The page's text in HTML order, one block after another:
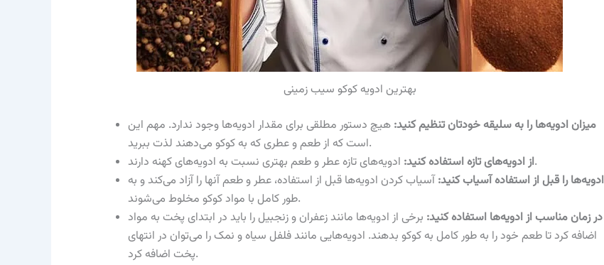
بهترین ادویه کوکو سیب زمینی
میزان ادویه‌ها را به سلیقه خودتان تنظیم کنید: هیچ دستور مطلقی برای مقدار ادویه‌ها وجود ندارد. مهم این
است که از طعم و عطری که به کوکو می‌دهند لذت ببرید.
از ادویه‌های تازه استفاده کنید:ادویه‌های تازه عطر و طعم بهتری نسبت به ادویه‌های کهنه دارند.
ادویه‌ها را قبل از استفاده آسیاب کنید:آسیاب کردن ادویه‌ها قبل از استفاده، عطر و طعم آنها را آزاد می‌کند و به
طور کامل با مواد کوکو مخلوط می‌شوند.
در زمان مناسب از ادویه‌ها استفاده کنید: برخی از ادویه‌ها مانند زعفران و زنجبیل را باید در ابتدای پخت به مواد
اضافه کرد تا طعم خود را به طور کامل به کوکو بدهند. ادویه‌هایی مانند فلفل سیاه و نمک را می‌توان در انتهای
پخت اضافه کرد.